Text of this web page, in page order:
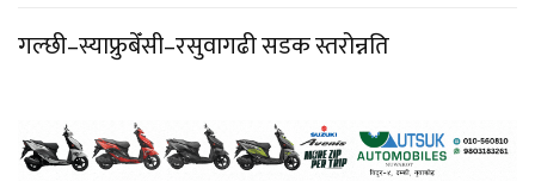
गल्छी–स्याफ्रुबेँसी–रसुवागढी सडक स्तरोन्नति